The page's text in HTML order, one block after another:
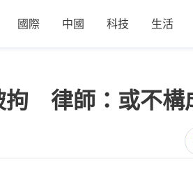
國際 中國 科技 生活
拘 律師：或不構